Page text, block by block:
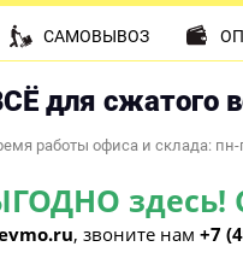
для сжатого
работы офиса и склада: пн-
здесь!
, звоните нам +7
САМОВЫВОЗ